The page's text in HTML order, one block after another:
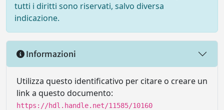
tutti i diritti sono riservati, salvo diversa
indicazione.
Informazioni
Utilizza questo identificativo per citare o creare un
link a questo documento:
https://hdl.handle.net/11585/10160